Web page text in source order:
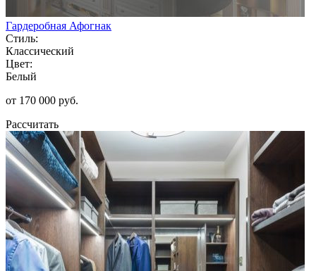
Гардеробная Афогнак
Стиль:
Классический
Цвет:
Белый
от 170 000 руб.
Рассчитать